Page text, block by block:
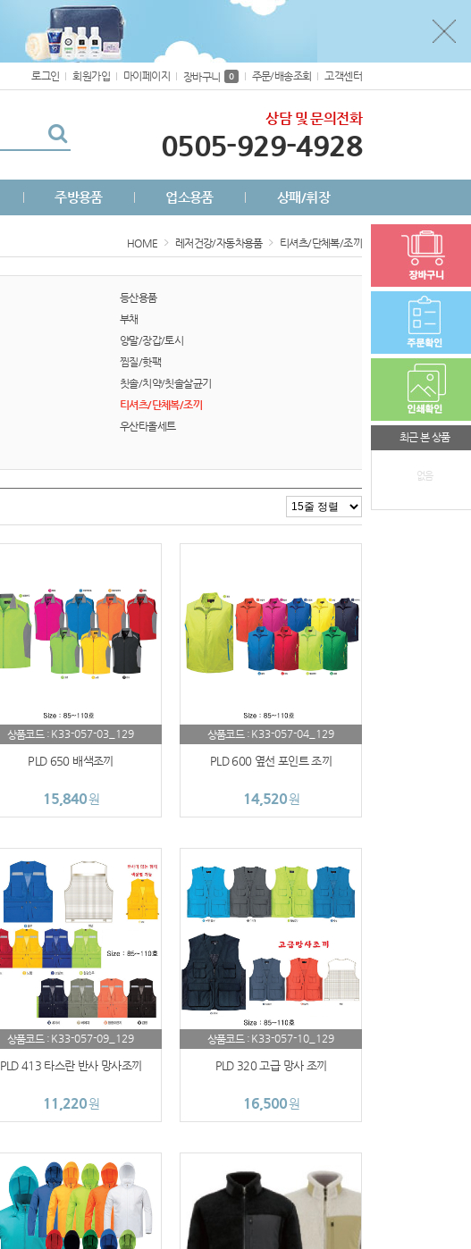
로그인 회원가입 마이페이지 장바구니 0 주문/배송조회 고객센터
상담 및 문의전화
0505-929-4928
주방용품 업소용품 상패/휘장
최근 본 상품
없음
HOME 레저건강/자동차용품 티셔츠/단체복/조끼
등산용품
부채
양말/장갑/토시
찜질/핫팩
칫솔/치약/칫솔살균기
티셔츠/단체복/조끼
우산타올세트
상품코드 : K33-057-03_129
PLD 650 배색조끼
15,840원
상품코드 : K33-057-04_129
PLD 600 옆선 포인트 조끼
14,520원
상품코드 : K33-057-09_129
PLD 413 타스란 반사 망사조끼
11,220원
상품코드 : K33-057-10_129
PLD 320 고급 망사 조끼
16,500원